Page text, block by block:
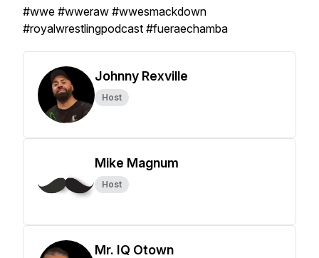
#wwe #wweraw #wwesmackdown
#royalwrestlingpodcast #fueraechamba
Johnny Rexville
Host
Mike Magnum
Host
Mr. IQ Otown